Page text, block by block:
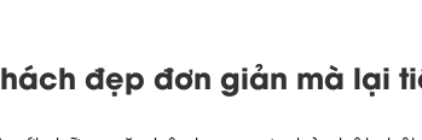
đẹp đơn giản mà lại